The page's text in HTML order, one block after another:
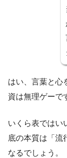
はい、言葉と心
資は無理ゲーで
いくら表ではい
底の本質は「流
なるでしょう。